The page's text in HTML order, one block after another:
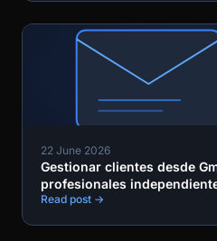
22 June 2026
Gestionar clientes desde
profesionales
Read post →